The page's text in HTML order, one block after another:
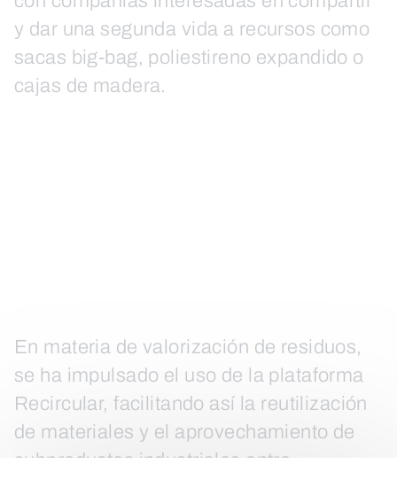
y dar una segunda vida a recursos como
sacas big-bag, poliestireno expandido o
cajas de madera.
En materia de valorización de residuos,
se ha impulsado el uso de la plataforma
Recircular, facilitando así la reutilización
de materiales y el aprovechamiento de
subproductos industriales entre